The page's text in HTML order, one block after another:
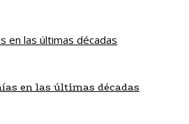
en las últimas décadas